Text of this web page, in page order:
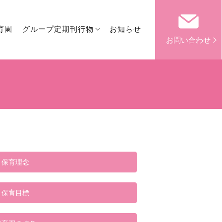
園 グループ定期刊行物
お知らせ
お問い合わせ
保育理念
保育目標